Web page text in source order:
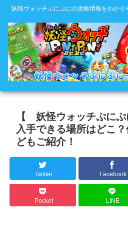
妖怪ウォッチぷにぷにの攻略情報をわか
【 妖怪ウォッチぷに
入手できる場所はどこ
どもご紹介！
Twitter Facebook
Pocket LINE